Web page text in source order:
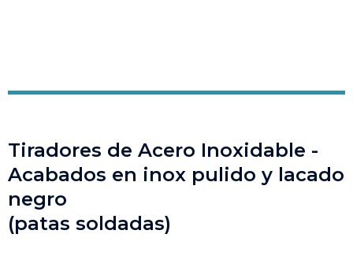
Tiradores de Acero Inoxidable -
Acabados en inox pulido y lacado
negro
(patas soldadas)